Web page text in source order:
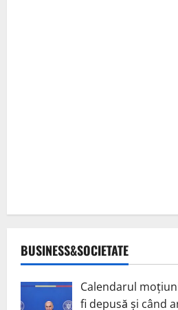
BUSINESS&SOCIETATE
Calendarul
fi depusă și când